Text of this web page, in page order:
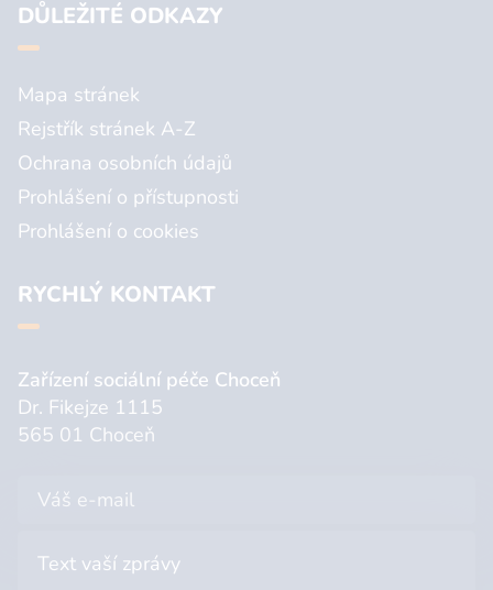
DŮLEŽITÉ ODKAZY
Mapa stránek
Rejstřík stránek A-Z
Ochrana osobních údajů
Prohlášení o přístupnosti
Prohlášení o cookies
RYCHLÝ KONTAKT
Zařízení sociální péče Choceň
Dr. Fikejze 1115
565 01 Choceň